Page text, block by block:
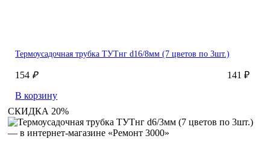
Термоусадочная трубка ТУТнг d16/8мм (7 цветов по 3шт.)
154₽
141 ₽
В корзину
СКИДКА 20%